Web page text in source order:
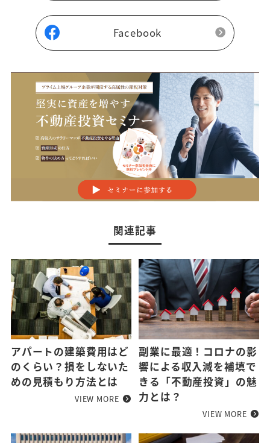
Facebook
関連記事
アパートの建築費用はど
のくらい？損をしないた
めの見積もり方法とは
VIEW MORE
副業に最適！コロナの影
響による収入減を補填で
きる「不動産投資」の魅
力とは？
VIEW MORE